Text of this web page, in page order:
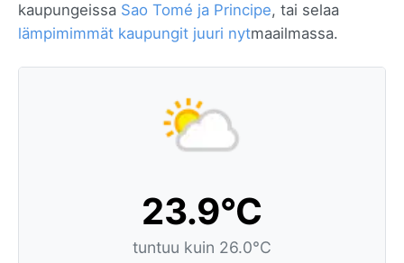
kaupungeissa Sao Tomé ja Principe, tai selaa
lämpimimmät kaupungit juuri nytmaailmassa.
23.9°C
tuntuu kuin 26.0°C